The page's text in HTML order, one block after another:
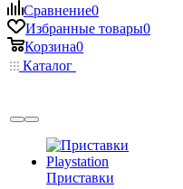
Сравнение0
Избранные товары0
Корзина0
Каталог
Приставки